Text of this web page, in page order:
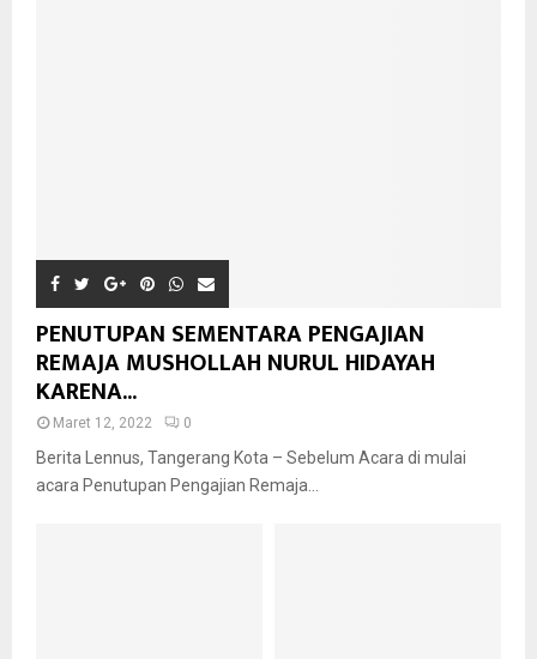
PENUTUPAN SEMENTARA PENGAJIAN
REMAJA MUSHOLLAH NURUL HIDAYAH
KARENA...
Maret 12, 2022 0
Berita Lennus, Tangerang Kota – Sebelum Acara di mulai
acara Penutupan Pengajian Remaja...